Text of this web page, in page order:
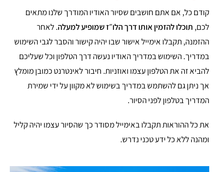
קודם כל, אם אתם חושבים שסיור האודיו המודרך שלנו מתאים
לכם, תוכלו להזמין אותו דרך הלו״ז שמופיע למעלה. לאחר
ההזמנה, תקבלו אימייל אישור שבו יהיה קישור והסבר לגבי השימוש
במדריך. השימוש במדריך האודיו נעשה דרך הטלפון וכל שעליכם
להביא זה את הטלפון עצמו ואוזניות. חיבור לאינטרנט כמובן מומלץ
אך ניתן גם להשתמש במדריך בשימוש לא מקוון על ידי שמירת
המדריך בטלפון לפני הסיור.
את כל ההוראות תקבלו באימייל מסודר כך שהסיור עצמו יהיה קליל
ומהנה ללא כל ידע טכני נדרש.